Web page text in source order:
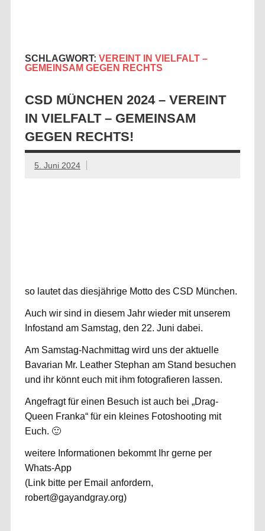
SCHLAGWORT: VEREINT IN VIELFALT –
GEMEINSAM GEGEN RECHTS
CSD MÜNCHEN 2024 – VEREINT
IN VIELFALT – GEMEINSAM
GEGEN RECHTS!
5. Juni 2024
so lautet das diesjährige Motto des CSD München.
Auch wir sind in diesem Jahr wieder mit unserem
Infostand am Samstag, den 22. Juni dabei.
Am Samstag-Nachmittag wird uns der aktuelle
Bavarian Mr. Leather Stephan am Stand besuchen
und ihr könnt euch mit ihm fotografieren lassen.
Angefragt für einen Besuch ist auch bei „Drag-
Queen Franka“ für ein kleines Fotoshooting mit
Euch. 🙂
weitere Informationen bekommt Ihr gerne per
Whats-App
(Link bitte per Email anfordern,
robert@gayandgray.org)